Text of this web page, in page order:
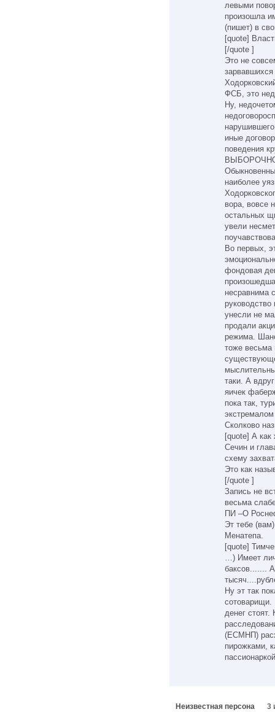
левыми
произошла
(пишет) в
[quote]
[/quote ]
Это не
ФСБ, это
Ну,
иные
поведения
ВЫБОРОЧНО
наиболее
вора, вовсе
остальных
увели
Во первых,
фондовая
несравнима
унесли не
продали
режима.
тоже весьма
таки. А
яичек
пока так,
Сколково
[quote] А как
Сечин и
схему
Это как
[/quote ]
Запись не
весьма
ПИ –О
Эт тебе
Менатепа.
[quote]
…) Имеет
баксов.......
Ну эт так
сотоварищи.
денег
(ЕСМНП)
пирожками,
Неизвестная персона 3